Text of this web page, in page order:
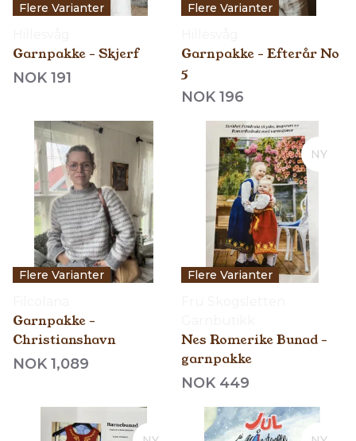
Flere Varianter
Garnpakke - Skjerf
NOK 191
Flere Varianter
Garnpakke - Efterår No
5
NOK 196
Flere Varianter
Garnpakke -
Christianshavn
NOK 1,089
NY
Flere Varianter
Nes Romerike Bunad -
garnpakke
NOK 449